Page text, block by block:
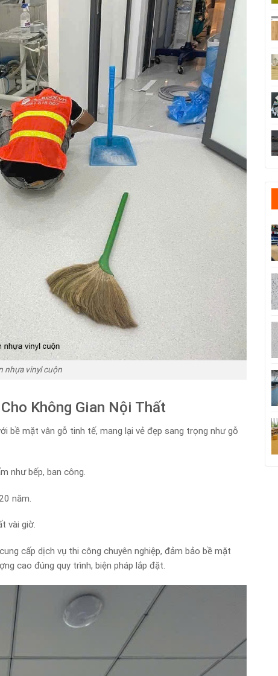
nhựa vinyl cuộn
Không Gian Nội Thất
bề mặt vân gỗ tinh tế, mang lại vẻ đẹp sang trọng như gỗ
như bếp, ban công.
năm.
vài giờ.
cung cấp dịch vụ thi công chuyên nghiệp, đảm bảo bề mặt
cao đúng quy trình, biện pháp lắp đặt.